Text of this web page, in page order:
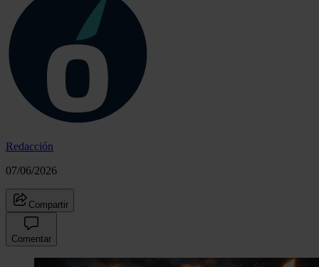
Redacción
07/06/2026
Compartir
Comentar